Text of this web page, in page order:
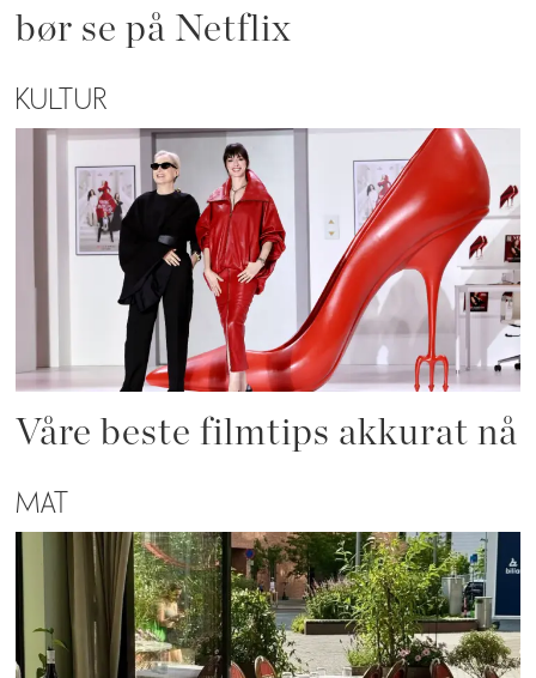
bør se på Netflix
KULTUR
Våre beste filmtips akkurat nå
MAT